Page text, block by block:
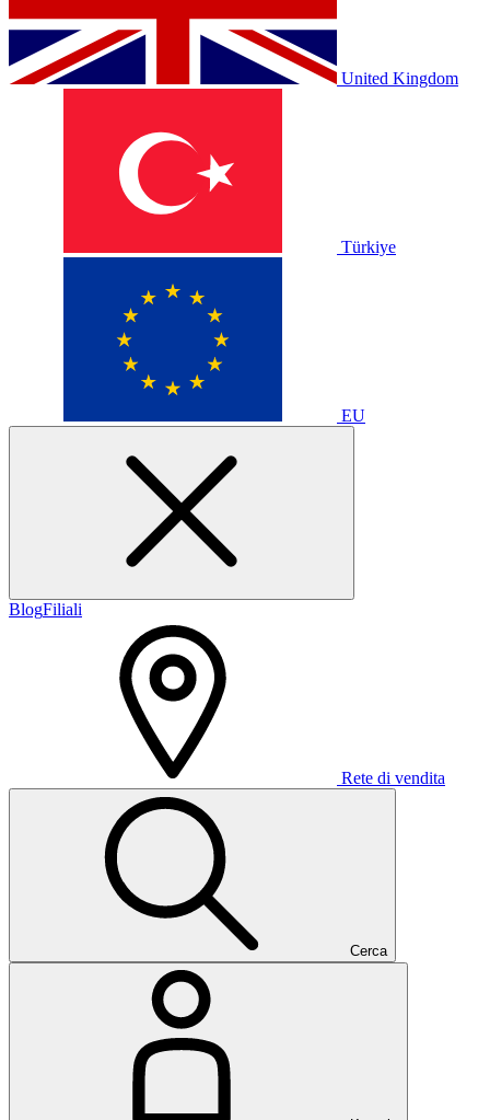
United Kingdom
Türkiye
EU
BlogFiliali
Rete di vendita
Cerca